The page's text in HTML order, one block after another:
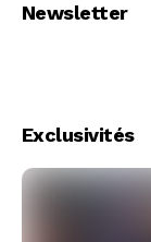
Newsletter
Exclusivités